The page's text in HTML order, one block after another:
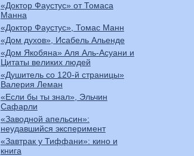
«Доктор Фаустус» от Томаса
Манна
«Доктор Фаустус», Томас Манн
«Дом духов», Исабель Альенде
«Дом Якобяна» Аля Аль-Асуани и
Цитаты великих людей
«Душитель со 120-й страницы»
Валерия Леман
«Если бы ты знал», Эльчин
Сафарли
«Заводной апельсин»:
неудавшийся эксперимент
«Завтрак у Тиффани»: кино и
книга